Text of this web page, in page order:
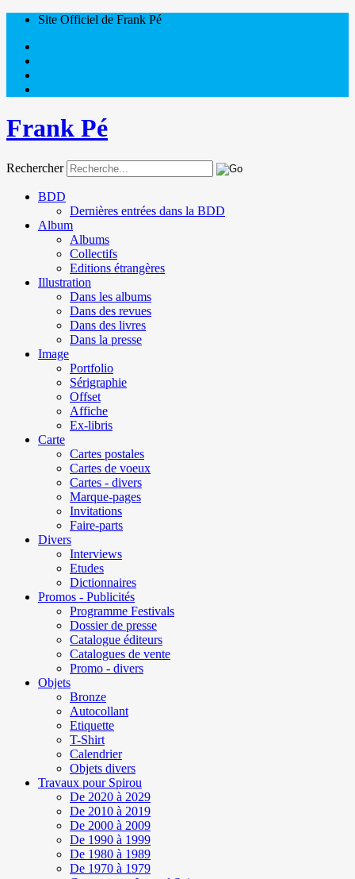
Site Officiel de Frank Pé
Frank Pé
Rechercher
BDD
Dernières entrées dans la BDD
Album
Albums
Collectifs
Editions étrangères
Illustration
Dans les albums
Dans des revues
Dans des livres
Dans la presse
Image
Portfolio
Sérigraphie
Offset
Affiche
Ex-libris
Carte
Cartes postales
Cartes de voeux
Cartes - divers
Marque-pages
Invitations
Faire-parts
Divers
Interviews
Etudes
Dictionnaires
Promos - Publicités
Programme Festivals
Dossier de presse
Catalogue éditeurs
Catalogues de vente
Promo - divers
Objets
Bronze
Autocollant
Etiquette
T-Shirt
Calendrier
Objets divers
Travaux pour Spirou
De 2020 à 2029
De 2010 à 2019
De 2000 à 2009
De 1990 à 1999
De 1980 à 1989
De 1970 à 1979